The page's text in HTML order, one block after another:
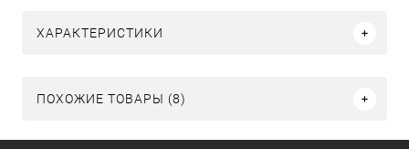
ХАРАКТЕРИСТИКИ
ПОХОЖИЕ ТОВАРЫ (8)